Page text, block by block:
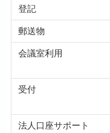
登記
郵送物
会議室利用
受付
法人口座サポート